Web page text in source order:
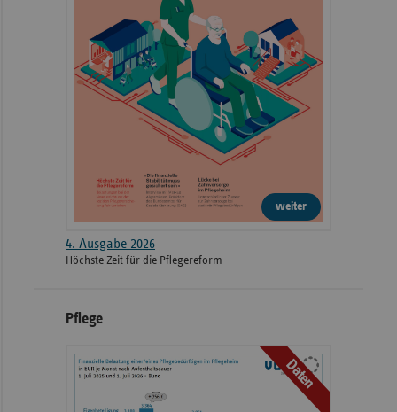
weiter
4. Ausgabe 2026
Höchste Zeit für die Pflegereform
Pflege
Daten